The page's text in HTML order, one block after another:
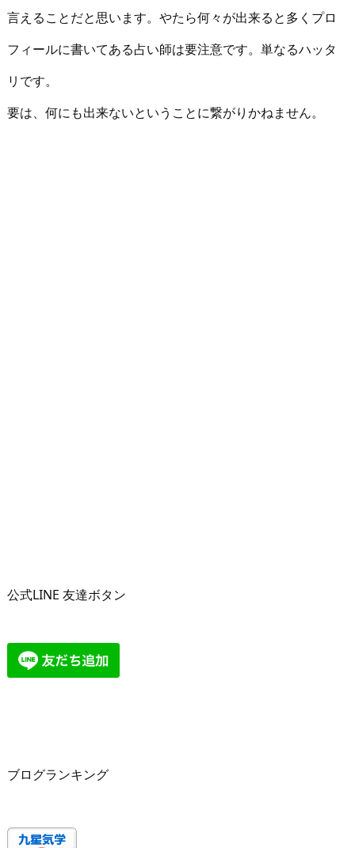
言えることだと思います。やたら何々が出来ると多くプロ
フィールに書いてある占い師は要注意です。単なるハッタ
リです。
要は、何にも出来ないということに繋がりかねません。
公式LINE 友達ボタン
ブログランキング